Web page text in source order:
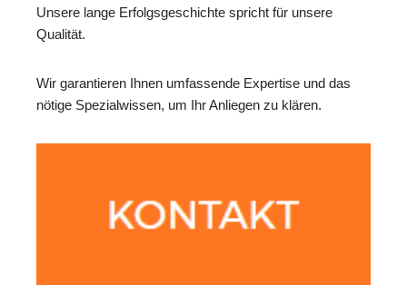
Unsere lange Erfolgsgeschichte spricht für unsere
Qualität.
Wir garantieren Ihnen umfassende Expertise und das
nötige Spezialwissen, um Ihr Anliegen zu klären.